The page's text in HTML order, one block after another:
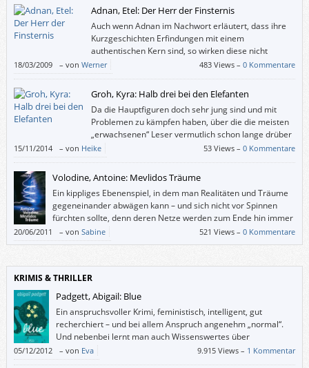
Adnan, Etel: Der Herr der Finsternis
Auch wenn Adnan im Nachwort erläutert, dass ihre
Kurzgeschichten Erfindungen mit einem
authentischen Kern sind, so wirken diese nicht
erfunden. Sie wirken auf mich wie realistisch
gemalte, aber seelenlose Bilder.
18/03/2009 – von Werner 483 Views –0 Kommentare
Groh, Kyra: Halb drei bei den Elefanten
Da die Hauptfiguren doch sehr jung sind und mit
Problemen zu kämpfen haben, über die die meisten
„erwachsenen“ Leser vermutlich schon lange drüber
hinweg sind und nur mehr kopfschüttelnd
schmunzeln können, sind für mich die pubertär und kindisch
angehauchten Kapitel eher Jugendliteratur als Erwachsenenunterhaltung.
15/11/2014 – von Heike 53 Views –0 Kommentare
Volodine, Antoine: Mevlidos Träume
Ein kippliges Ebenenspiel, in dem man Realitäten und Träume
gegeneinander abwägen kann – und sich nicht vor Spinnen
fürchten sollte, denn deren Netze werden zum Ende hin immer
dichter.
20/06/2011 – von Sabine 521 Views –0 Kommentare
KRIMIS & THRILLER
Padgett, Abigail: Blue
Ein anspruchsvoller Krimi, feministisch, intelligent, gut
recherchiert – und bei allem Anspruch angenehm „normal“.
Und nebenbei lernt man auch Wissenswertes über
Sozialpsychologie – über das Primatenverhalten von Männern
und das gemeinschaft-schaffende Verhalten von Frauen etwa.
05/12/2012 – von Eva 9.915 Views – 1 Kommentar